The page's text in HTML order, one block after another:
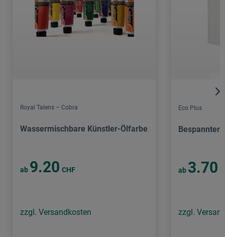
Royal Talens – Cobra
Wassermischbare Künstler-Ölfarbe
ab 9.20 CHF
zzgl. Versandkosten
Eco Plus
Bespannter
ab 3.70
zzgl.